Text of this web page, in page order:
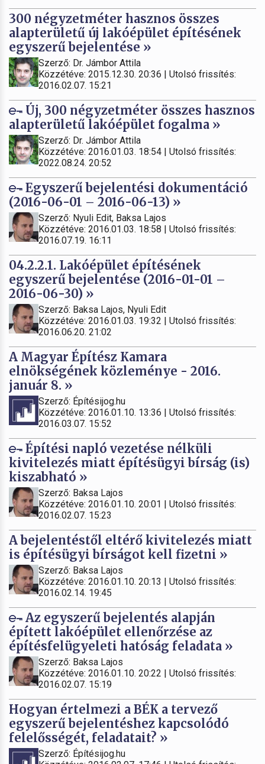
300 négyzetméter hasznos összes
alapterületű új lakóépület építésének
egyszerű bejelentése »
Szerző: Dr. Jámbor Attila
Közzétéve: 2015.12.30. 20:36 | Utolsó frissítés:
2016.02.07. 15:21
Új, 300 négyzetméter összes hasznos
alapterületű lakóépület fogalma »
Szerző: Dr. Jámbor Attila
Közzétéve: 2016.01.03. 18:54 | Utolsó frissítés:
2022.08.24. 20:52
Egyszerű bejelentési dokumentáció
(2016-06-01 – 2016-06-13) »
Szerző: Nyuli Edit, Baksa Lajos
Közzétéve: 2016.01.03. 18:58 | Utolsó frissítés:
2016.07.19. 16:11
04.2.2.1. Lakóépület építésének
egyszerű bejelentése (2016-01-01 –
2016-06-30) »
Szerző: Baksa Lajos, Nyuli Edit
Közzétéve: 2016.01.03. 19:32 | Utolsó frissítés:
2016.06.20. 21:02
A Magyar Építész Kamara
elnökségének közleménye - 2016.
január 8. »
Szerző: Építésijog.hu
Közzétéve: 2016.01.10. 13:36 | Utolsó frissítés:
2016.03.07. 15:52
Építési napló vezetése nélküli
kivitelezés miatt építésügyi bírság (is)
kiszabható »
Szerző: Baksa Lajos
Közzétéve: 2016.01.10. 20:01 | Utolsó frissítés:
2016.02.07. 15:23
A bejelentéstől eltérő kivitelezés miatt
is építésügyi bírságot kell fizetni »
Szerző: Baksa Lajos
Közzétéve: 2016.01.10. 20:13 | Utolsó frissítés:
2016.02.14. 19:45
Az egyszerű bejelentés alapján
épített lakóépület ellenőrzése az
építésfelügyeleti hatóság feladata »
Szerző: Baksa Lajos
Közzétéve: 2016.01.10. 20:22 | Utolsó frissítés:
2016.02.07. 15:19
Hogyan értelmezi a BÉK a tervező
egyszerű bejelentéshez kapcsolódó
felelősségét, feladatait? »
Szerző: Építésijog.hu